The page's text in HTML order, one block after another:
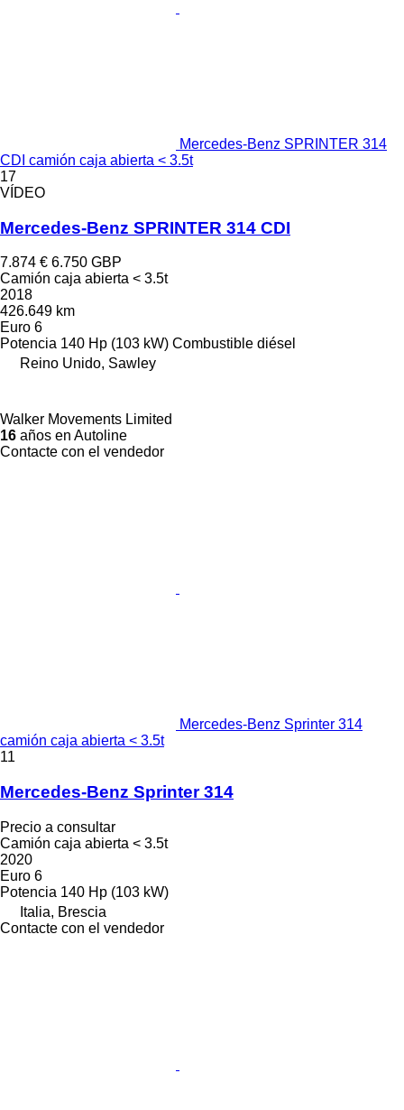
Mercedes-Benz SPRINTER 314
CDI camión caja abierta < 3.5t
17
VÍDEO
Mercedes-Benz SPRINTER 314 CDI
7.874 € 6.750 GBP
Camión caja abierta < 3.5t
2018
426.649 km
Euro 6
Potencia 140 Hp (103 kW) Combustible diésel
Reino Unido, Sawley
Walker Movements Limited
16 años en Autoline
Contacte con el vendedor
Mercedes-Benz Sprinter 314
camión caja abierta < 3.5t
11
Mercedes-Benz Sprinter 314
Precio a consultar
Camión caja abierta < 3.5t
2020
Euro 6
Potencia 140 Hp (103 kW)
Italia, Brescia
Contacte con el vendedor